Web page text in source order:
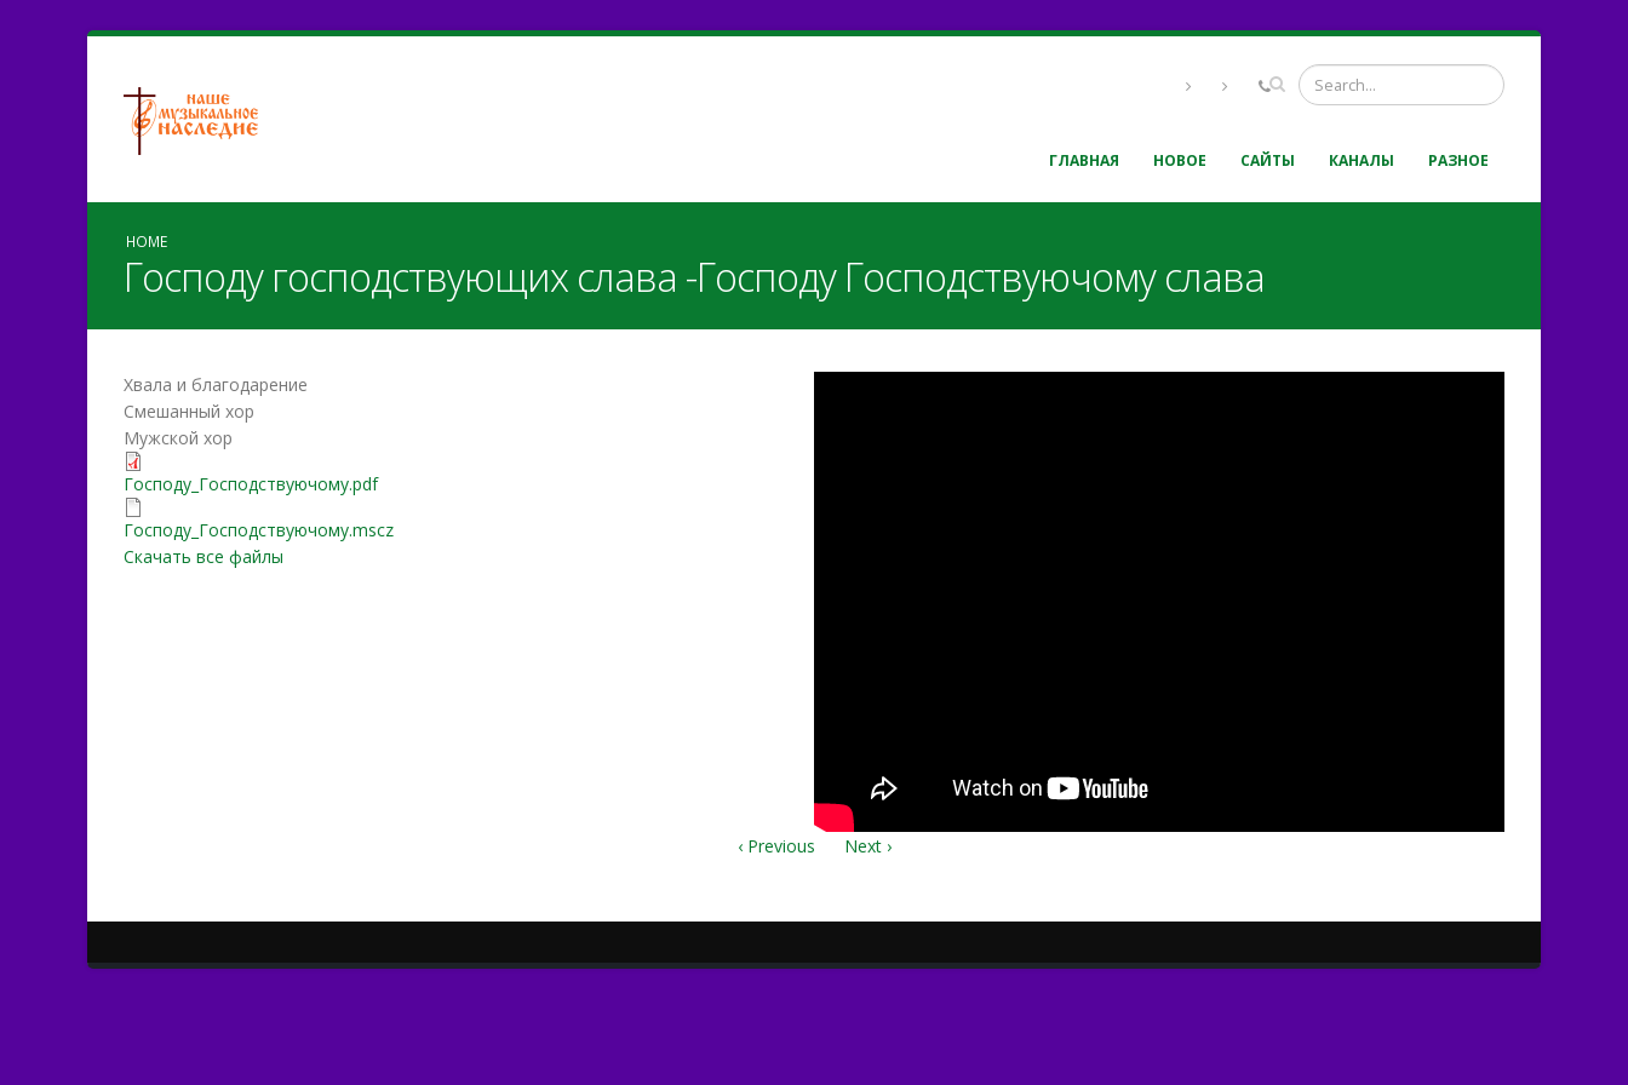
ГЛАВНАЯ НОВОЕ САЙТЫ КАНАЛЫ РАЗНОЕ
HOME
Господу господствующих слава -Господу Господствуючому слава
Хвала и благодарение
Смешанный хор
Мужской хор
Господу_Господствуючому.pdf
Господу_Господствуючому.pdf
Господу_Господствуючому.mscz
Господу_Господствуючому.mscz
Скачать все файлы
‹ Previous Next ›